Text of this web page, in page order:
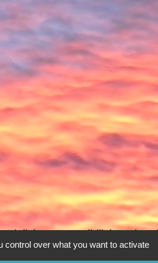
- Accessibilité - Plan
over what you want to activate